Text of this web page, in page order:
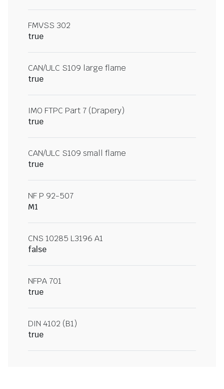
FMVSS 302
true
CAN/ULC S109 large flame
true
IMO FTPC Part 7 (Drapery)
true
CAN/ULC S109 small flame
true
NF P 92-507
M1
CNS 10285 L3196 A1
false
NFPA 701
true
DIN 4102 (B1)
true